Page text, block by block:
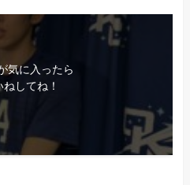
気に入ったら
してね！